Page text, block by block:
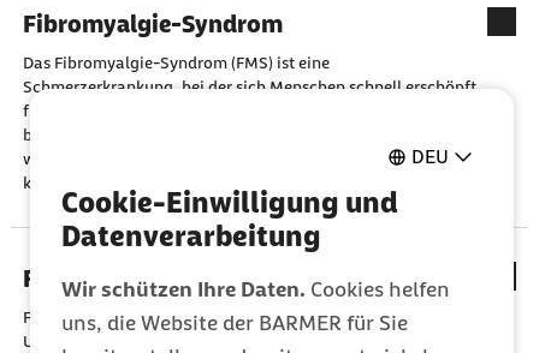
DEU
Cookie-Einwilligung und
Datenverarbeitung
Wir schützen Ihre Daten. Cookies helfen
uns, die Website der BARMER für Sie
Fibromyalgie-Syndrom
Das Fibromyalgie-Syndrom (FMS) ist eine
Schmerzerkrankung, bei der sich Menschen schnell erschöpft
fühlen und schlecht schlafen können. Die Erkrankung
beeinträchtigt stark. Eigene Aktivität und Bewegung sind die
wichtigsten Bausteine der Behandlung. Vorübergehend
können Medikamente helfen.
Fieber
Fieber ist eine aktive Maßnahme des Körpers zur
Unterstützung der eigenen Immunabwehr. Es tritt vor allem